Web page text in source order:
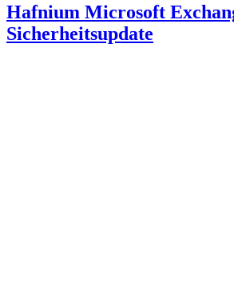
Hafnium Microsoft
Sicherheitsupdate